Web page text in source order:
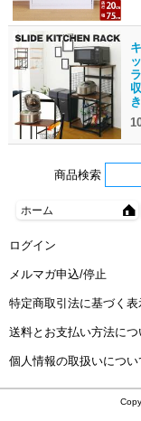
商品検索
ホーム
ログイン
メルマガ申込/停止
特定商取引法に基づく表
送料とお支払い方法につ
個人情報の取扱いについ